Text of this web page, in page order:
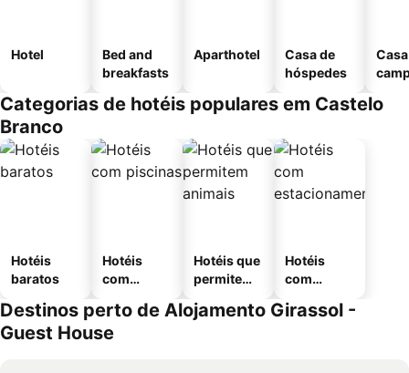
Hotel
Bed and
breakfasts
Aparthotel
Casa de
hóspedes
Categorias de hotéis populares em Castelo
Branco
Hotéis
baratos
Hotéis
com
Hotéis que
permitem
Hotéis
com
mento
Destinos perto de Alojamento Girassol -
Guest House